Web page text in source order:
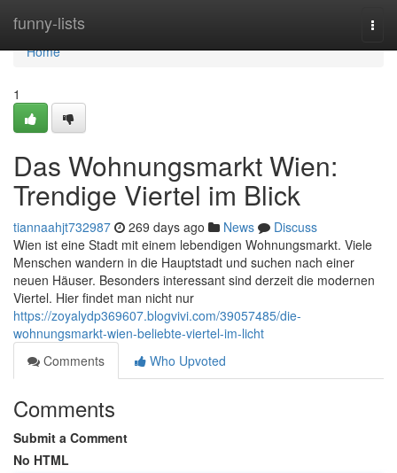
funny-lists
Home
Home
1
Das Wohnungsmarkt Wien:
Trendige Viertel im Blick
tiannaahjt732987 269 days ago News
Discuss
Wien ist eine Stadt mit einem lebendigen Wohnungsmarkt. Viele
Menschen wandern in die Hauptstadt und suchen nach einer
neuen Häuser. Besonders interessant sind derzeit die modernen
Viertel. Hier findet man nicht nur
https://zoyalydp369607.blogvivi.com/39057485/die-
wohnungsmarkt-wien-beliebte-viertel-im-licht
Comments
Who Upvoted
Comments
Submit a Comment
No HTML